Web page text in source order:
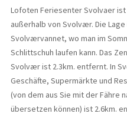
Lofoten Feriesenter Svolvaer
außerhalb von Svolvær. Die
Svolværvannet, wo man im
Schlittschuh laufen kann. Das
Svolvær ist 2.3km. entfernt. In
Geschäfte, Supermärkte und
(von dem aus Sie mit der Fähre
übersetzen können) ist 2.6km.